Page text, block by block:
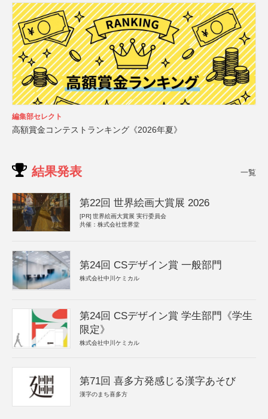
編集部セレクト
高額賞金コンテストランキング《2026年夏》
結果発表 一覧
第22回 世界絵画大賞展 2026
[PR] 世界絵画大賞展 実行委員会
共催：株式会社世界堂
第24回 CSデザイン賞 一般部門
株式会社中川ケミカル
第24回 CSデザイン賞 学生部門《学生
限定》
株式会社中川ケミカル
第71回 喜多方発感じる漢字あそび
漢字のまち喜多方